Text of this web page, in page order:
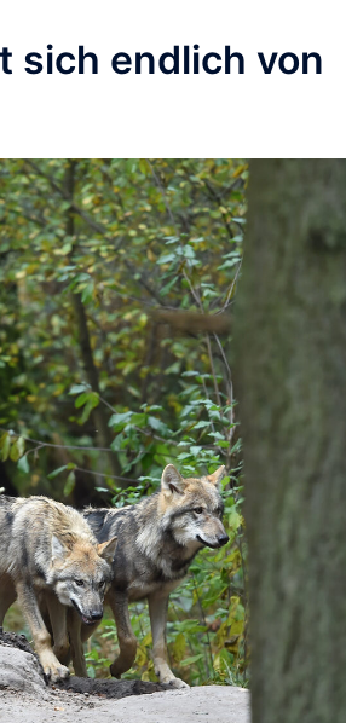
sich endlich von